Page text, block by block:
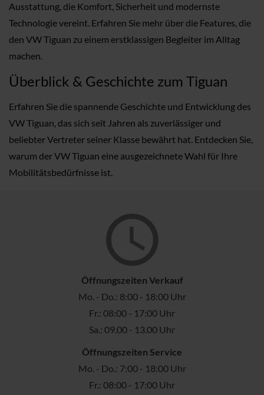
Ausstattung, die Komfort, Sicherheit und modernste
Technologie vereint. Erfahren Sie mehr über die Features, die
den VW Tiguan zu einem erstklassigen Begleiter im Alltag
machen.
Überblick & Geschichte zum Tiguan
Erfahren Sie die spannende Geschichte und Entwicklung des
VW Tiguan, das sich seit Jahren als zuverlässiger und
beliebter Vertreter seiner Klasse bewährt hat. Entdecken Sie,
warum der VW Tiguan eine ausgezeichnete Wahl für Ihre
Mobilitätsbedürfnisse ist.
Öffnungszeiten Verkauf
Mo. - Do.: 8:00 - 18:00 Uhr
Fr.: 08:00 - 17:00 Uhr
Sa.: 09.00 - 13.00 Uhr
Öffnungszeiten Service
Mo. - Do.: 7:00 - 18:00 Uhr
Fr.: 08:00 - 17:00 Uhr